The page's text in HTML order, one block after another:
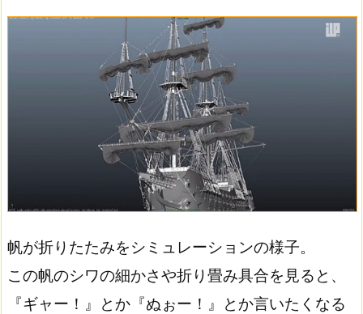
帆が折りたたみをシミュレーションの様子。
この帆のシワの細かさや折り畳み具合を見ると、
『ギャー！』とか『ぬぉー！』とか言いたくなる